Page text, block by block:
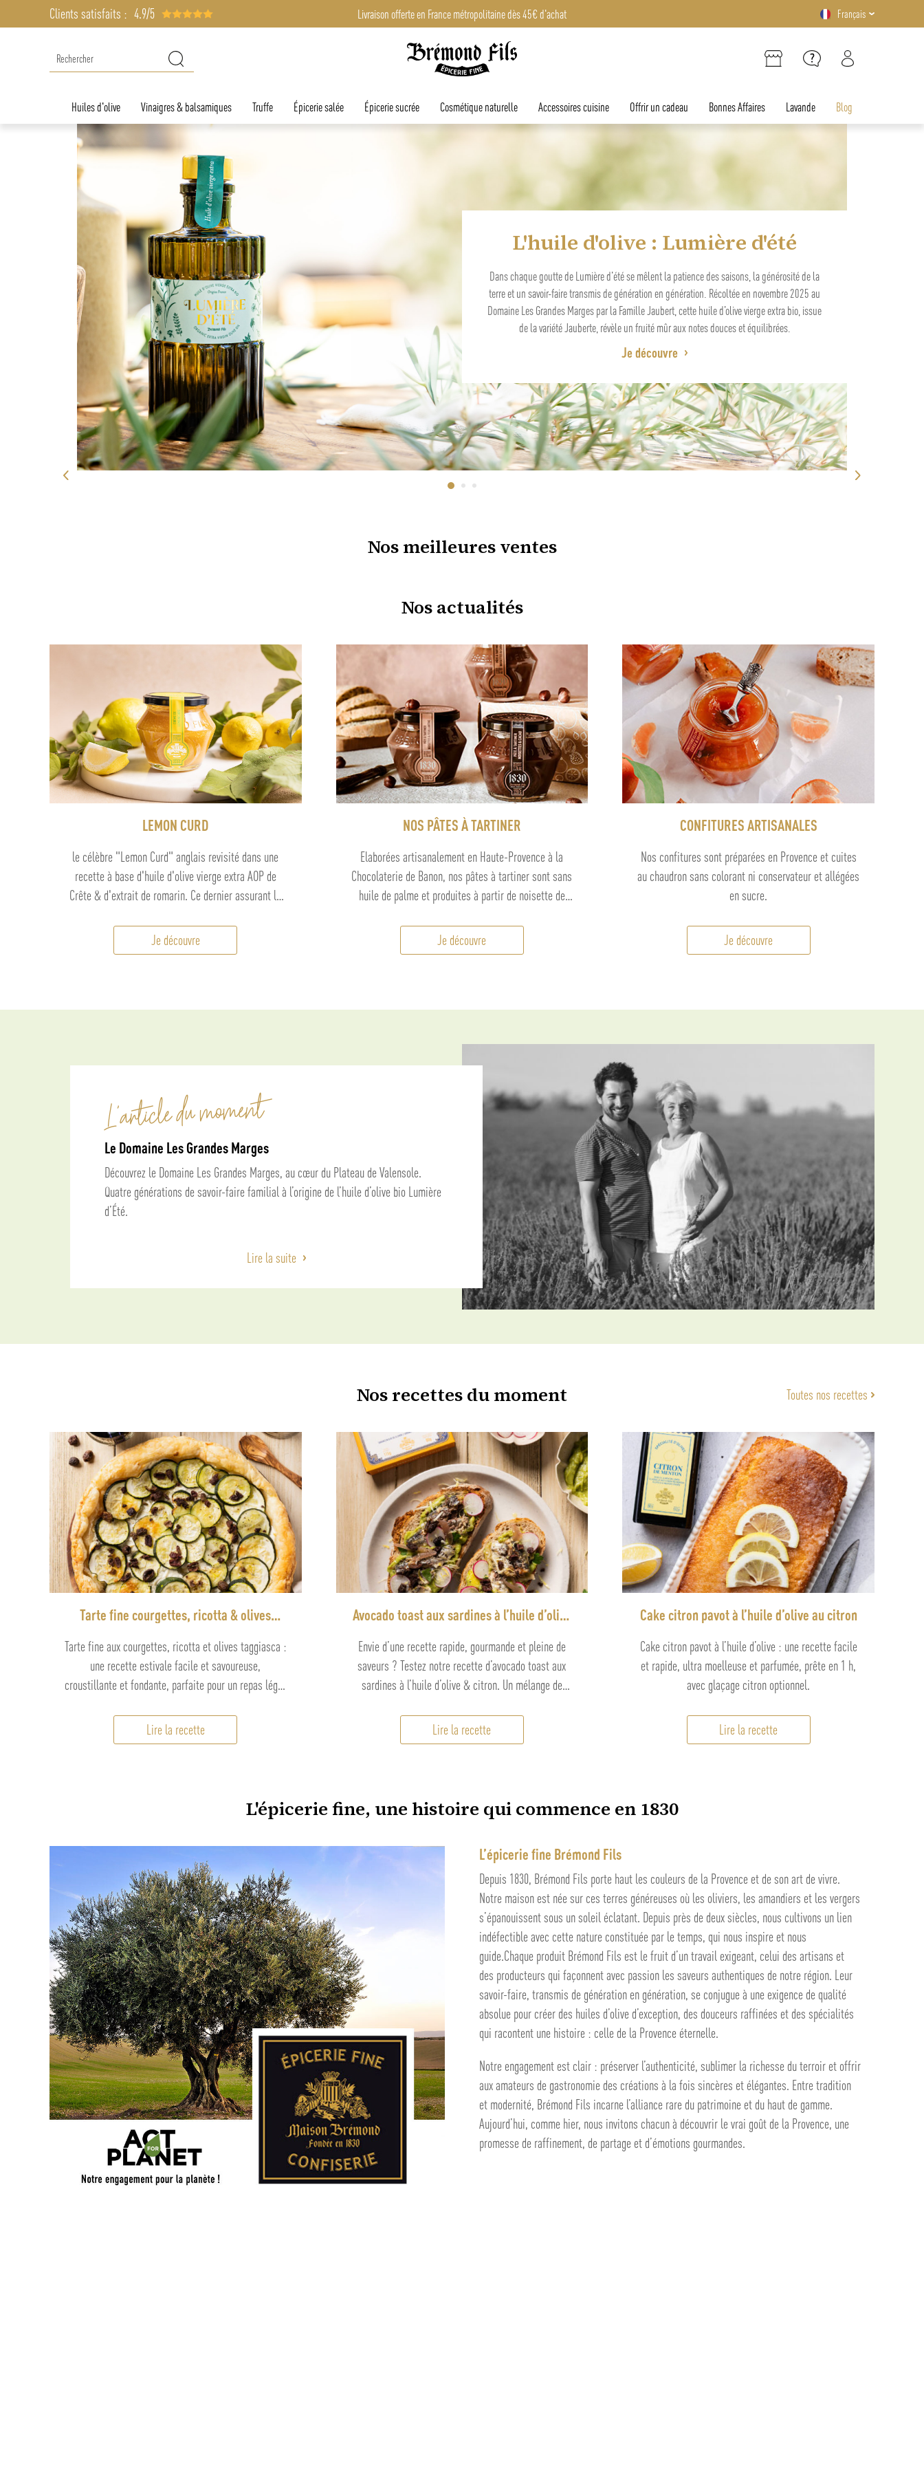
Clients satisfaits : 4.9/5 Français
Epicerie fine en ligne
Huiles d'olive Vinaigres & balsamiques Truffe Épicerie salée Épicerie sucrée Cosmétique naturelle Accessoires cuisine Offrir un cadeau Bonnes Affaires Lavande Blog
Offrez les saveurs du Sud pour
l'apéritif
Entre soleil, convivialité et recettes de caractère, retrouvez toute l'authenticité de la Provence à
l'heure de l'apéritif.
Je découvre
Nos meilleures ventes
Nos actualités
LEMON CURD
le célèbre "Lemon Curd" anglais revisité dans une
recette à base d'huile d'olive vierge extra AOP de
Crête & d'extrait de romarin. Ce dernier assurant le
naturel et unique.
Je découvre
NOS PÂTES À TARTINER
Elaborées artisanalement en Haute-Provence à la
Chocolaterie de Banon, nos pâtes à tartiner sont sans
huile de palme et produites à partir de noisette de
Je découvre
CONFITURES ARTISANALES
Nos confitures sont préparées en Provence et cuites
au chaudron sans colorant ni conservateur et allégées
en sucre.
Je découvre
L'article du moment
Le Domaine Les Grandes Marges
Découvrez le Domaine Les Grandes Marges, au cœur du Plateau de Valensole.
Quatre générations de savoir-faire familial à l’origine de l’huile d’olive bio Lumière
d’Été.
Lire la suite
Nos recettes du moment Toutes nos recettes
Tarte fine courgettes, ricotta & olives
Tarte fine aux courgettes, ricotta et olives taggiasca :
une recette estivale facile et savoureuse,
croustillante et fondante, parfaite pour un repas léger
Lire la recette
Avocado toast aux sardines à l’huile d’olive
Envie d’une recette rapide, gourmande et pleine de
saveurs ? Testez notre recette d’avocado toast aux
sardines à l’huile d’olive & citron. Un mélange de
méditerranéenne à votre pause déjeuner.
Lire la recette
Cake citron pavot à l’huile d’olive au citron
Cake citron pavot à l’huile d’olive : une recette facile
et rapide, ultra moelleuse et parfumée, prête en 1 h,
avec glaçage citron optionnel.
Lire la recette
L'épicerie fine, une histoire qui commence en 1830
L’épicerie fine Brémond Fils
Depuis 1830, Brémond Fils porte haut les couleurs de la Provence et de son art de vivre.
Notre maison est née sur ces terres généreuses où les oliviers, les amandiers et les vergers
s’épanouissent sous un soleil éclatant. Depuis près de deux siècles, nous cultivons un lien
indéfectible avec cette nature constituée par le temps, qui nous inspire et nous
guide.Chaque produit Brémond Fils est le fruit d’un travail exigeant, celui des artisans et
des producteurs qui façonnent avec passion les saveurs authentiques de notre région. Leur
savoir-faire, transmis de génération en génération, se conjugue à une exigence de qualité
absolue pour créer des huiles d’olive d’exception, des douceurs raffinées et des spécialités
qui racontent une histoire : celle de la Provence éternelle.
Notre engagement est clair : préserver l’authenticité, sublimer la richesse du terroir et offrir
aux amateurs de gastronomie des créations à la fois sincères et élégantes. Entre tradition
et modernité, Brémond Fils incarne l’alliance rare du patrimoine et du haut de gamme.
Aujourd’hui, comme hier, nous invitons chacun à découvrir le vrai goût de la Provence, une
promesse de raffinement, de partage et d’émotions gourmandes.